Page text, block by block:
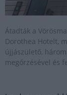
Átadták a
Dorothea Hotelt,
újjászülető,
megőrzésével és